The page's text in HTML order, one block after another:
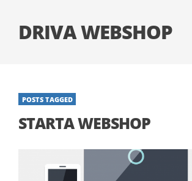
DRIVA WEBSHOP
POSTS TAGGED
STARTA WEBSHOP